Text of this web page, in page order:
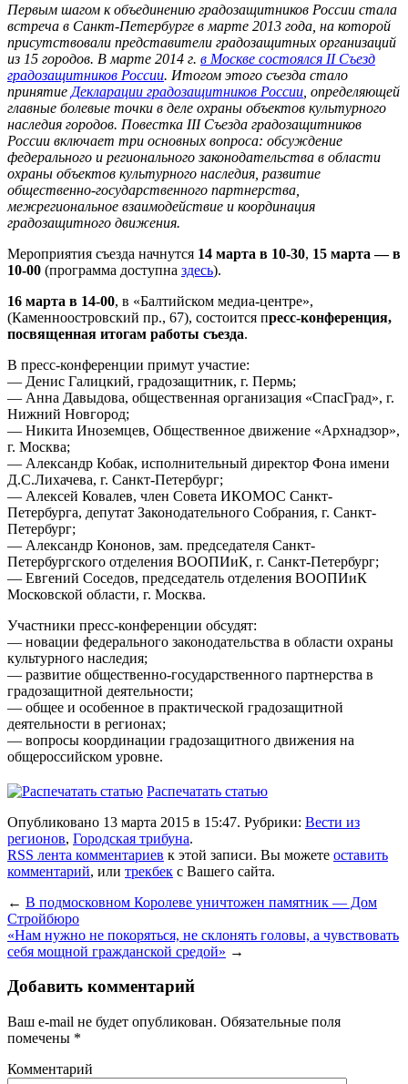
Первым шагом к объединению градозащитников России стала
встреча в Санкт-Петербурге в марте 2013 года, на которой
присутствовали представители градозащитных организаций
из 15 городов. В марте 2014 г. в Москве состоялся II Cъезд
градозащитников России. Итогом этого съезда стало
принятие Декларации градозащитников России , определяющей
главные болевые точки в деле охраны объектов культурного
наследия городов. Повестка III Съезда градозащитников
России включает три основных вопроса: обсуждение
федерального и регионального законодательства в области
охраны объектов культурного наследия, развитие
общественно-государственного партнерства,
межрегиональное взаимодействие и координация
градозащитного движения.
Мероприятия съезда начнутся 14 марта в 10-30, 15 марта — в
10-00 (программа доступна здесь).
16 марта в 14-00, в «Балтийском медиа-центре»,
(Каменноостровский пр., 67), состоится пресс-конференция,
посвященная итогам работы съезда.
В пресс-конференции примут участие:
— Денис Галицкий, градозащитник, г. Пермь;
— Анна Давыдова, общественная организация «СпасГрад», г.
Нижний Новгород;
— Никита Иноземцев, Общественное движение «Архнадзор»,
г. Москва;
— Александр Кобак, исполнительный директор Фона имени
Д.С.Лихачева, г. Санкт-Петербург;
— Алексей Ковалев, член Совета ИКОМОС Санкт-
Петербурга, депутат Законодательного Собрания, г. Санкт-
Петербург;
— Александр Кононов, зам. председателя Санкт-
Петербургского отделения ВООПИиК, г. Санкт-Петербург;
— Евгений Соседов, председатель отделения ВООПИиК
Московской области, г. Москва.
Участники пресс-конференции обсудят:
— новации федерального законодательства в области охраны
культурного наследия;
— развитие общественно-государственного партнерства в
градозащитной деятельности;
— общее и особенное в практической градозащитной
деятельности в регионах;
— вопросы координации градозащитного движения на
общероссийском уровне.
Распечатать статью
Опубликовано 13 марта 2015 в 15:47. Рубрики: Вести из
регионов, Городская трибуна.
RSS лента комментариев к этой записи. Вы можете оставить
комментарий, или трекбек с Вашего сайта.
← В подмосковном Королеве уничтожен памятник — Дом
Стройбюро
«Нам нужно не покоряться, не склонять головы, а чувствовать
себя мощной гражданской средой» →
Добавить комментарий
Ваш e-mail не будет опубликован. Обязательные поля
помечены *
Комментарий